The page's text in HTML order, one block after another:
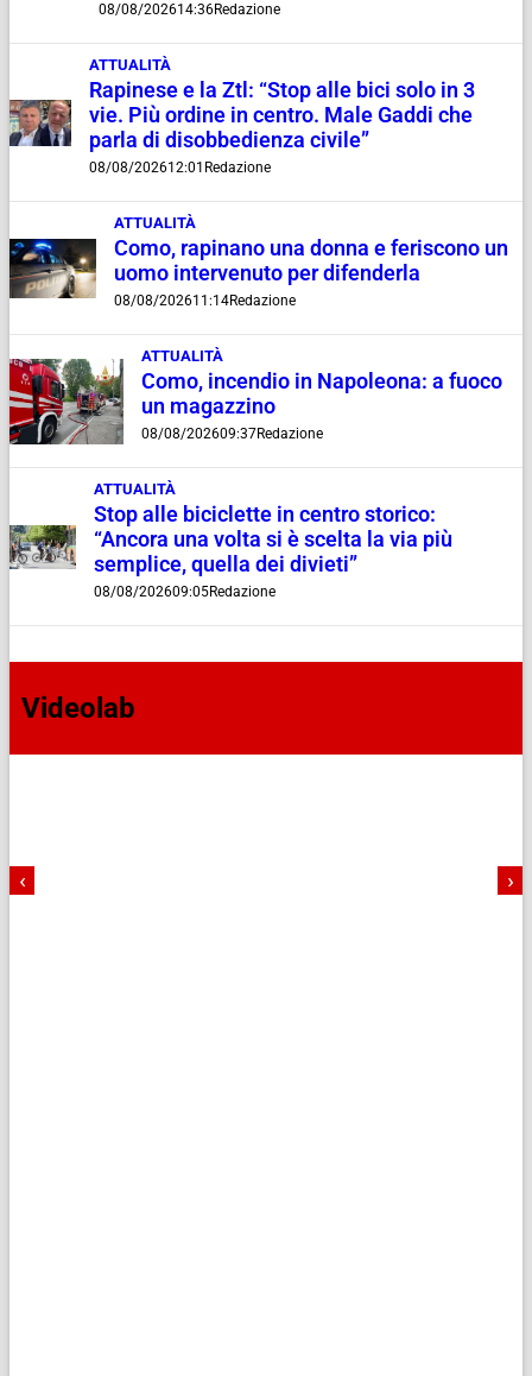
08/08/202614:36Redazione
ATTUALITÀ
Rapinese e la Ztl: “Stop alle bici solo in 3
vie. Più ordine in centro. Male Gaddi che
parla di disobbedienza civile”
08/08/202612:01 Redazione
ATTUALITÀ
Como, rapinano una donna e feriscono un
uomo intervenuto per difenderla
08/08/202611:14Redazione
ATTUALITÀ
Como, incendio in Napoleona: a fuoco
un magazzino
08/08/202609:37Redazione
ATTUALITÀ
Stop alle biciclette in centro storico:
“Ancora una volta si è scelta la via più
semplice, quella dei divieti”
08/08/202609:05Redazione
Videolab
‹ ›